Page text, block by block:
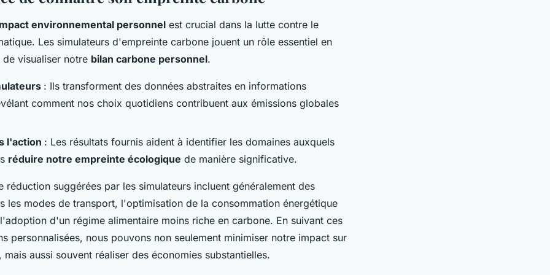
environnemental personnel est crucial dans la lutte contre le
Les simulateurs d'empreinte carbone jouent un rôle essentiel en
visualiser notre bilan carbone personnel.
: Ils transforment des données abstraites en informations
comment nos choix quotidiens contribuent aux émissions globales
l'action : Les résultats fournis aident à identifier les domaines auxquels
réduire notre empreinte écologique de manière significative.
réduction suggérées par les simulateurs incluent généralement des
les modes de transport, l'optimisation de la consommation énergétique
d'un régime alimentaire moins riche en carbone. En suivant ces
personnalisées, nous pouvons non seulement minimiser notre impact sur
aussi souvent réaliser des économies substantielles.